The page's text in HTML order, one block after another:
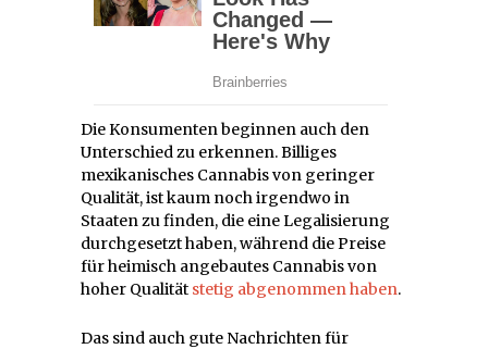
Die Konsumenten beginnen auch den
Unterschied zu erkennen. Billiges
mexikanisches Cannabis von geringer
Qualität, ist kaum noch irgendwo in
Staaten zu finden, die eine Legalisierung
durchgesetzt haben, während die Preise
für heimisch angebautes Cannabis von
hoher Qualität stetig abgenommen haben.
Das sind auch gute Nachrichten für